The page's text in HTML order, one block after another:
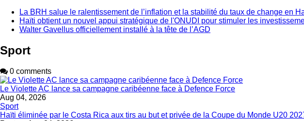
La BRH salue le ralentissement de l’inflation et la stabilité du taux de change en
Haïti obtient un nouvel appui stratégique de l'ONUDI pour stimuler les
Walter Gavellus officiellement installé à la tête de l’AGD
Sport
0 comments
Le Violette AC lance sa campagne caribéenne face à Defence Force
Aug 04, 2026
Sport
Haïti éliminée par le Costa Rica aux tirs au but et privée de la Coupe du Monde U20